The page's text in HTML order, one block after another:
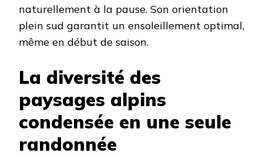
naturellement à la pause. Son orientation
plein sud garantit un ensoleillement optimal,
même en début de saison.
La diversité des
paysages alpins
condensée en une seule
randonnée